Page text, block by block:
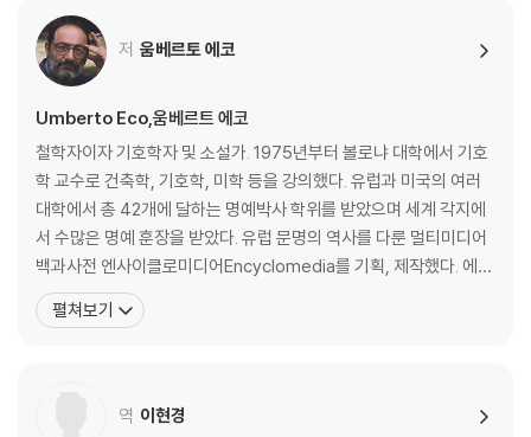
14. 새로운 대상
15. 기계의 미
16. 추상적 형식에서부터 재료의 심층까지
17. 미디어의 미
역자의 말
찾아보기
저 움베르토 에코
Umberto Eco,움베르트 에코
철학자이자 기호학자 및 소설가. 1975년부터 볼로냐 대학에서 기호
학 교수로 건축학, 기호학, 미학 등을 강의했다. 유럽과 미국의 여러
대학에서 총 42개에 달하는 명예박사 학위를 받았으며 세계 각지에
서 수많은 명예 훈장을 받았다. 유럽 문명의 역사를 다룬 멀티미디어
백과사전 엔사이클로미디어Encyclomedia를 기획, 제작했다. 에코
의 이름을 알린 소설 『장미의 이름』은 40여 개국에 번역돼 3천만 부
이상이 판매되었다. 이 소설로 프랑스 메디치 상을 비롯해 각종 문학
펼쳐보기
역 이현경